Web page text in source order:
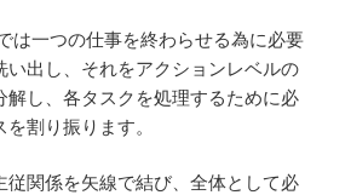
は一つの仕事を終わらせる為に必要
い出し、それをアクションレベルの
解し、各タスクを処理するために必
割り振ります。
従関係を矢線で結び、全体として必